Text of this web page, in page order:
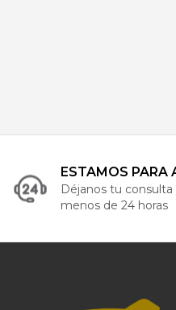
ESTAMOS PARA
Déjanos tu
menos de 24 horas